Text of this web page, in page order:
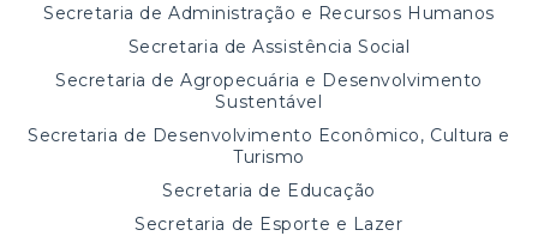
Secretaria de Administração e Recursos Humanos
Secretaria de Assistência Social
Secretaria de Agropecuária e Desenvolvimento
Sustentável
Secretaria de Desenvolvimento Econômico, Cultura e
Turismo
Secretaria de Educação
Secretaria de Esporte e Lazer